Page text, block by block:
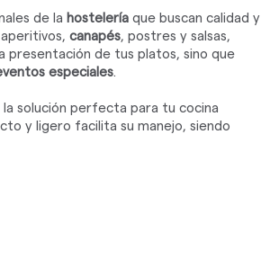
de la hosteleríaque buscan calidad y
canapés, postres y salsas,
presentación de tus platos, sino que
especiales.
solución perfecta para tu cocina
y ligero facilita su manejo, siendo